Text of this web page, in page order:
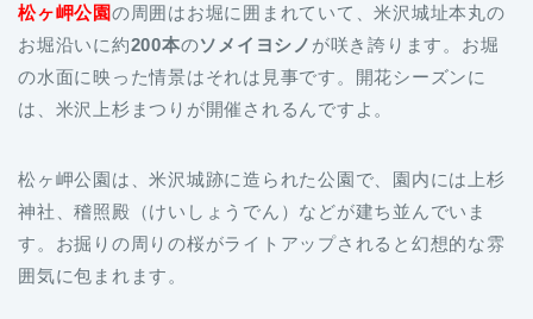
松ヶ岬公園の周囲はお堀に囲まれていて、米沢城址本丸の
お堀沿いに約200本のソメイヨシノ が咲き誇ります。お堀
の水面に映った情景はそれは見事です。開花シーズンに
は、米沢上杉まつりが開催されるんですよ。
松ヶ岬公園は、米沢城跡に造られた公園で、園内には上杉
神社、稽照殿（けいしょうでん）などが建ち並んでいま
す。お掘りの周りの桜がライトアップされると幻想的な雰
囲気に包まれます。